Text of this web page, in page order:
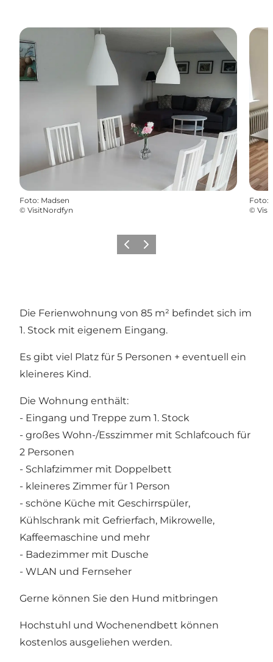
Foto: Madsen
© VisitNordfyn
Foto:
©
Vorherige Folie
Nächste Folie
Die Ferienwohnung von 85 m² befindet sich im
1. Stock mit eigenem Eingang.
Es gibt viel Platz für 5 Personen + eventuell ein
kleineres Kind.
Die Wohnung enthält:
- Eingang und Treppe zum 1. Stock
- großes Wohn-/Esszimmer mit Schlafcouch für
2 Personen
- Schlafzimmer mit Doppelbett
- kleineres Zimmer für 1 Person
- schöne Küche mit Geschirrspüler,
Kühlschrank mit Gefrierfach, Mikrowelle,
Kaffeemaschine und mehr
- Badezimmer mit Dusche
- WLAN und Fernseher
Gerne können Sie den Hund mitbringen
Hochstuhl und Wochenendbett können
kostenlos ausgeliehen werden.